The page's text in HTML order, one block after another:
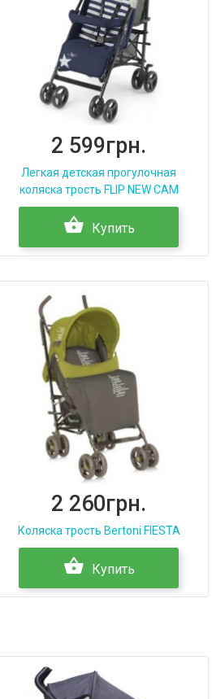
2 599грн.
Легкая детская прогулочная
коляска трость FLIP NEW CAM
Купить
2 260грн.
Коляска трость Bertoni FIESTA
Купить